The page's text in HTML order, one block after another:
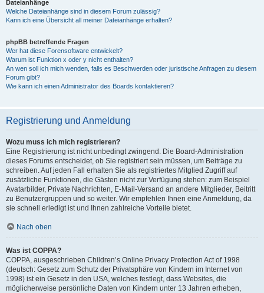
Dateianhänge
Welche Dateianhänge sind in diesem Forum zulässig?
Kann ich eine Übersicht all meiner Dateianhänge erhalten?
phpBB betreffende Fragen
Wer hat diese Forensoftware entwickelt?
Warum ist Funktion x oder y nicht enthalten?
An wen soll ich mich wenden, falls es Beschwerden oder juristische Anfragen zu diesem
Forum gibt?
Wie kann ich einen Administrator des Boards kontaktieren?
Registrierung und Anmeldung
Wozu muss ich mich registrieren?
Eine Registrierung ist nicht unbedingt zwingend. Die Board-Administration
dieses Forums entscheidet, ob Sie registriert sein müssen, um Beiträge zu
schreiben. Auf jeden Fall erhalten Sie als registriertes Mitglied Zugriff auf
zusätzliche Funktionen, die Gästen nicht zur Verfügung stehen: zum Beispiel
Avatarbilder, Private Nachrichten, E-Mail-Versand an andere Mitglieder, Beitritt
zu Benutzergruppen und so weiter. Wir empfehlen Ihnen eine Anmeldung, da
sie schnell erledigt ist und Ihnen zahlreiche Vorteile bietet.
Nach oben
Was ist COPPA?
COPPA, ausgeschrieben Children’s Online Privacy Protection Act of 1998
(deutsch: Gesetz zum Schutz der Privatsphäre von Kindern im Internet von
1998) ist ein Gesetz in den USA, welches festlegt, dass Websites, die
möglicherweise persönliche Daten von Kindern unter 13 Jahren erheben,